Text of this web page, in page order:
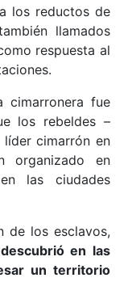
los reductos de
llamados
respuesta al
cimarronera fue
los rebeldes –
cimarrón en
organizado en
las ciudades
de los esclavos,
en las
un territorio